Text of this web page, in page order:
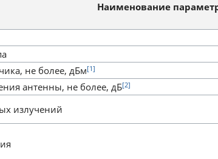
Наименование
не более, дБм[1]
антенны, не более, дБ[2]
излучений